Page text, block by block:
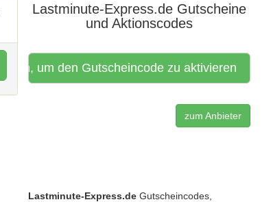
Lastminute-Express.de Gutscheine
und Aktionscodes
um den Gutscheincode zu aktivieren
zum Anbieter
Lastminute-Express.deGutscheincodes,